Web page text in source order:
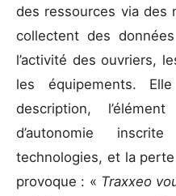
des ressources via des
collectent des
l’activité des ouvriers,
les équipements.
description,
d’autonomie
technologies, et la
provoque : « Traxxeo